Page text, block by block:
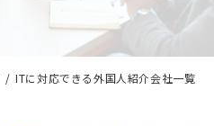
ITに対応できる外国人紹介会社一覧